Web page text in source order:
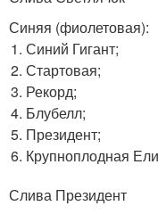
Синяя (фиолетовая):
Синий Гигант;
Стартовая;
Рекорд;
Блубелл;
Президент;
Крупноплодная
Слива Президент